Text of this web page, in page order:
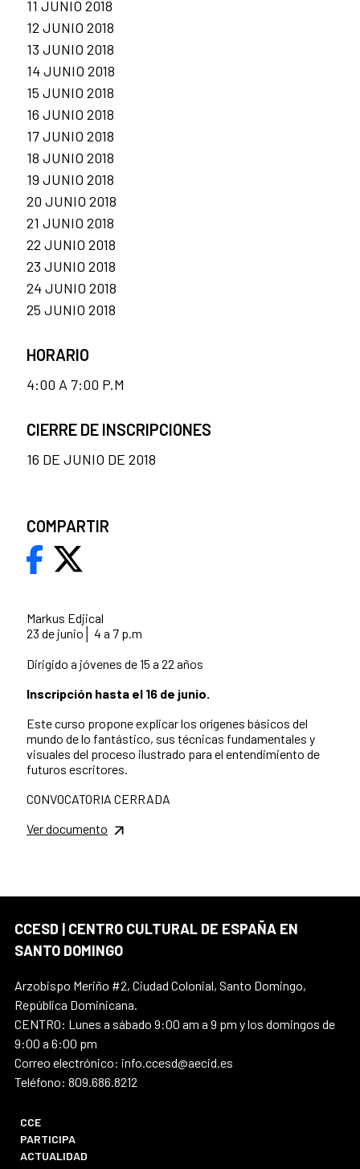
Markus Edjical
23 de junio│ 4 a 7 p.m
Dirigido a jóvenes de 15 a 22 años
Inscripción hasta el 16 de junio.
Este curso propone explicar los orígenes básicos del
mundo de lo fantástico, sus técnicas fundamentales y
visuales del proceso ilustrado para el entendimiento de
futuros escritores.
CONVOCATORIA CERRADA
Ver documento
11 JUNIO 2018
12 JUNIO 2018
13 JUNIO 2018
14 JUNIO 2018
15 JUNIO 2018
16 JUNIO 2018
17 JUNIO 2018
18 JUNIO 2018
19 JUNIO 2018
20 JUNIO 2018
21 JUNIO 2018
22 JUNIO 2018
23 JUNIO 2018
24 JUNIO 2018
25 JUNIO 2018
HORARIO
4:00 A 7:00 P.M
CIERRE DE INSCRIPCIONES
16 DE JUNIO DE 2018
COMPARTIR
CCESD | CENTRO CULTURAL DE ESPAÑA EN
SANTO DOMINGO
Arzobispo Meriño #2, Ciudad Colonial, Santo Domingo,
República Dominicana.
CENTRO: Lunes a sábado 9:00 am a 9 pm y los domingos de
9:00 a 6:00 pm
Correo electrónico: info.ccesd@aecid.es
Teléfono: 809.686.8212
CCE
PARTICIPA
ACTUALIDAD